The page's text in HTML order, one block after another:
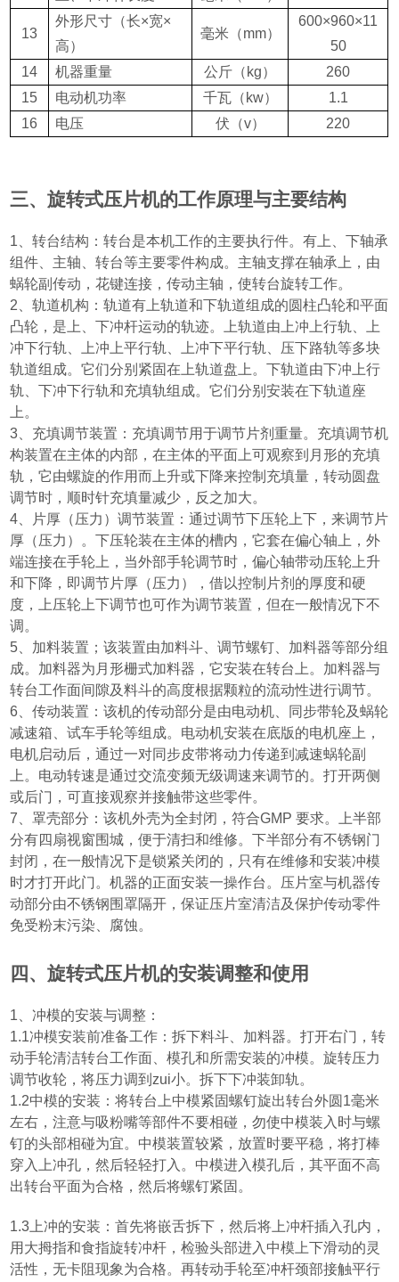
13
外形尺寸 （长×宽×
高）
毫米 （mm）
600×960×11
50
14
机器重量 公斤 （kg）
260
15
电动机功率 千瓦（kw）
1.1
16
电压 伏 （v） 220
三、旋转式压片机的工作原理与主要结构
1 、转台结构：转台是本机工作的主要执行件。有上、下轴承
组件、主轴、转台等主要零件构成。主轴支撑在轴承上，由
蜗轮副传动，花键连接，传动主轴，使转台旋转工作。
2 、轨道机构：轨道有上轨道和下轨道组成的圆柱凸轮和平面
凸轮，是上、下冲杆运动的轨迹。上轨道由上冲上行轨、上
冲下行轨、上冲上平行轨、上冲下平行轨、压下路轨等多块
轨道组成。它们分别紧固在上轨道盘上。下轨道由下冲上行
轨、下冲下行轨和充填轨组成。它们分别安装在下轨道座
上。
3 、充填调节装置：充填调节用于调节片剂重量。充填调节机
构装置在主体的内部，在主体的平面上可观察到月形的充填
轨，它由螺旋的作用而上升或下降来控制充填量，转动圆盘
调节时，顺时针充填量减少，反之加大。
4 、片厚 （压力 ）调节装置：通过调节下压轮上下，来调节片
厚 （压力 ）
。下压轮装在主体的槽内，它套在偏心轴上，外
端连接在手轮上，当外部手轮调节时，偏心轴带动压轮上升
和下降，即调节片厚 （压力 ）
，借以控制片剂的厚度和硬
度，上压轮上下调节也可作为调节装置，但在一般情况下不
调。
5 、加料装置；该装置由加料斗、调节螺钉、加料器等部分组
成。加料器为月形栅式加料器，它安装在转台上。加料器与
转台工作面间隙及料斗的高度根据颗粒的流动性进行调节。
6 、传动装置：该机的传动部分是由电动机、同步带轮及蜗轮
减速箱、试车手轮等组成。电动机安装在底版的电机座上，
电机启动后，通过一对同步皮带将动力传递到减速蜗轮副
上。电动转速是通过交流变频无级调速来调节的。打开两侧
或后门，可直接观察并接触带这些零件。
7 、罩壳部分：该机外壳为全封闭，符合GMP要求。上半部
分有四扇视窗围城，便于清扫和维修。下半部分有不锈钢门
封闭，在一般情况下是锁紧关闭的，只有在维修和安装冲模
时才打开此门。机器的正面安装一操作台。压片室与机器传
动部分由不锈钢围罩隔开，保证压片室清洁及保护传动零件
免受粉末污染、腐蚀。
四、旋转式压片机的安装调整和使用
1 、冲模的安装与调整：
1.1冲模安装前准备工作：拆下料斗、加料器。打开右门，转
动手轮清洁转台工作面、模孔和所需安装的冲模。旋转压力
调节收轮，将压力调到zui小。拆下下冲装卸轨。
1.2中模的安装：将转台上中模紧固螺钉旋出转台外圆 1毫米
左右，注意与吸粉嘴等部件不要相碰，勿使中模装入时与螺
钉的头部相碰为宜。中模装置较紧，放置时要平稳，将打棒
穿入上冲孔，然后轻轻打入。中模进入模孔后，其平面不高
出转台平面为合格，然后将螺钉紧固。
1.3 上冲的安装：首先将嵌舌拆下，然后将上冲杆插入孔内，
用大拇指和食指旋转冲杆，检验头部进入中模上下滑动的灵
活性，无卡阻现象为合格。再转动手轮至冲杆颈部接触平行